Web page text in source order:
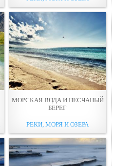
МОРСКАЯ ВОДА И ПЕСЧАНЫЙ
БЕPЕГ
РЕКИ, МОРЯ И ОЗЕРА